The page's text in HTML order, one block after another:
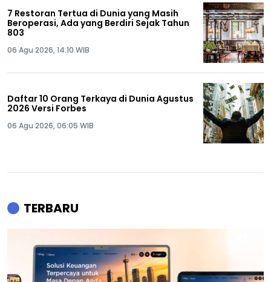
7 Restoran Tertua di Dunia yang Masih
Beroperasi, Ada yang Berdiri Sejak Tahun
803
06 Agu 2026, 14:10 WIB
Daftar 10 Orang Terkaya di Dunia Agustus
2026 Versi Forbes
06 Agu 2026, 06:05 WIB
TERBARU